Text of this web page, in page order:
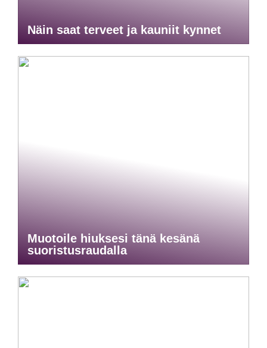
Näin saat terveet ja kauniit kynnet
Muotoile hiuksesi tänä kesänä
suoristusraudalla